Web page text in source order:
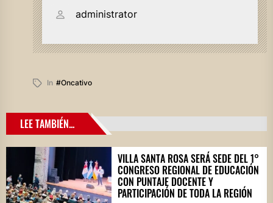
administrator
In #oncativo
LEE TAMBIÉN...
VILLA SANTA ROSA SERÁ SEDE DEL 1°
CONGRESO REGIONAL DE EDUCACIÓN
CON PUNTAJE DOCENTE Y
PARTICIPACIÓN DE TODA LA REGIÓN